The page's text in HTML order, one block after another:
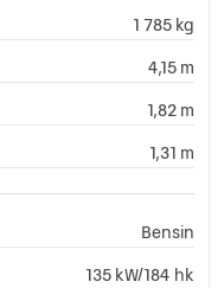
1 785 kg
4,15 m
1,82 m
1,31 m
Bensin
135 kW/184 hk